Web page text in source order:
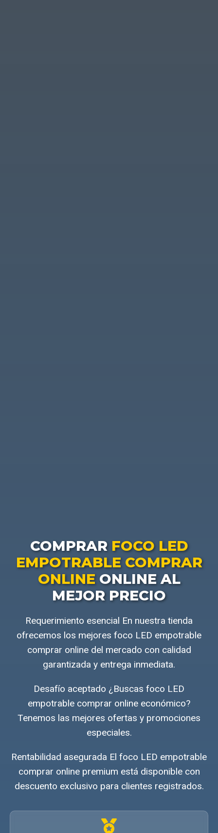
COMPRAR FOCO LED
EMPOTRABLE COMPRAR
ONLINEONLINE AL
MEJOR PRECIO
Requerimiento esencial En nuestra tienda
ofrecemos los mejores foco LED empotrable
comprar online del mercado con calidad
garantizada y entrega inmediata.
Desafío aceptado ¿Buscas foco LED
empotrable comprar online económico?
Tenemos las mejores ofertas y promociones
especiales.
Rentabilidad asegurada El foco LED empotrable
comprar online premium está disponible con
descuento exclusivo para clientes registrados.